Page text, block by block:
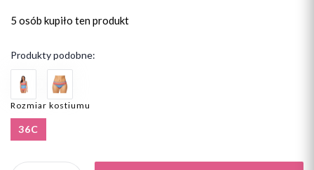
5 osób kupiło ten produkt
Produkty podobne:
Rozmiar kostiumu
36C